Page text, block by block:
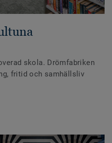
skola. Drömfabriken
fritid och samhällsliv